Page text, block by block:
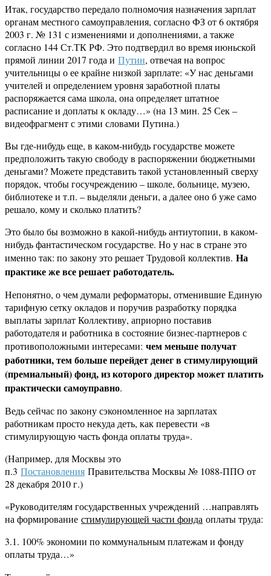
Итак, государство передало полномочия назначения зарплат
органам местного самоуправления, согласно ФЗ от 6 октября
2003 г. № 131 с изменениями и дополнениями, а также
согласно 144 Ст.ТК РФ. Это подтвердил во время июньской
прямой линии 2017 года и Путин, отвечая на вопрос
учительницы о ее крайне низкой зарплате: «У нас деньгами
учителей и определением уровня заработной платы
распоряжается сама школа, она определяет штатное
расписание и доплаты к окладу…» (на 13 мин. 25 Сек –
видеофрагмент с этими словами Путина.)
Вы где-нибудь еще, в каком-нибудь государстве можете
предположить такую свободу в распоряжении бюджетными
деньгами? Можете представить такой установленный сверху
порядок, чтобы госучреждению – школе, больнице, музею,
библиотеке и т.п. – выделяли деньги, а далее оно б уже само
решало, кому и сколько платить?
Это было бы возможно в какой-нибудь антиутопии, в каком-
нибудь фантастическом государстве. Но у нас в стране это
именно так: по закону это решает Трудовой коллектив. На
практике же все решает работодатель.
Непонятно, о чем думали реформаторы, отменившие Единую
тарифную сетку окладов и поручив разработку порядка
выплаты зарплат Коллективу, априорно поставив
работодателя и работника в состояние бизнес-партнеров с
противоположными интересами: чем меньше получат
работники, тем больше перейдет денег в стимулирующий
(премиальный) фонд, из которого директор может платить
практически самоуправно.
Ведь сейчас по закону сэкономленное на зарплатах
работникам просто некуда деть, как перевести «в
стимулирующую часть фонда оплаты труда».
(Например, для Москвы это
п.3 Постановления Правительства Москвы № 1088-ППО от
28 декабря 2010 г.)
«Руководителям государственных учреждений …направлять
на формирование стимулирующей части фонда оплаты труда:
3.1. 100% экономии по коммунальным платежам и фонду
оплаты труда…»